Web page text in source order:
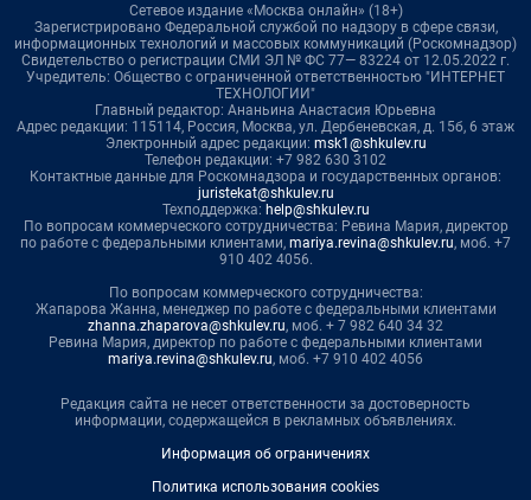
Сетевое издание «Москва онлайн» (18+)
Зарегистрировано Федеральной службой по надзору в сфере связи,
информационных технологий и массовых коммуникаций (Роскомнадзор)
Свидетельство о регистрации СМИ ЭЛ № ФС 77— 83224 от 12.05.2022 г.
Учредитель: Общество с ограниченной ответственностью "ИНТЕРНЕТ
ТЕХНОЛОГИИ"
Главный редактор: Ананьина Анастасия Юрьевна
Адрес редакции: 115114, Россия, Москва, ул. Дербеневская, д. 15б, 6 этаж
Электронный адрес редакции: msk1@shkulev.ru
Телефон редакции: +7 982 630 3102
Контактные данные для Роскомнадзора и государственных органов:
juristekat@shkulev.ru
Техподдержка: help@shkulev.ru
По вопросам коммерческого сотрудничества: Ревина Мария, директор
по работе с федеральными клиентами, mariya.revina@shkulev.ru, моб. +7
910 402 4056.
По вопросам коммерческого сотрудничества:
Жапарова Жанна, менеджер по работе с федеральными клиентами
zhanna.zhaparova@shkulev.ru, моб. + 7 982 640 34 32
Ревина Мария, директор по работе с федеральными клиентами
mariya.revina@shkulev.ru, моб. +7 910 402 4056
Редакция сайта не несет ответственности за достоверность
информации, содержащейся в рекламных объявлениях.
Информация об ограничениях
Политика использования cookies